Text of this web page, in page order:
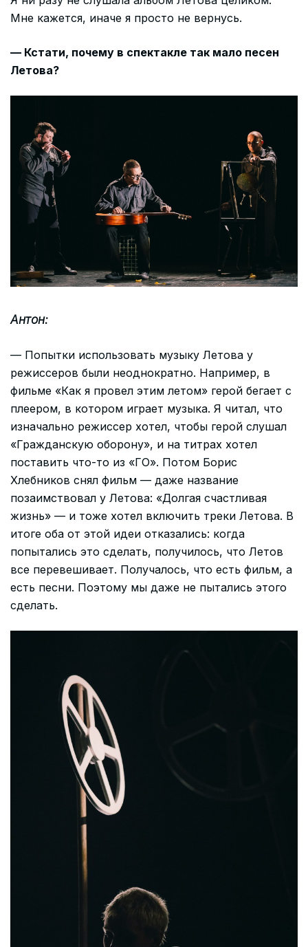
Мне кажется, иначе я просто не вернусь.
— Кстати, почему в спектакле так мало песен
Летова?
Антон:
— Попытки использовать музыку Летова у
режиссеров были неоднократно. Например, в
фильме «Как я провел этим летом» герой бегает с
плеером, в котором играет музыка. Я читал, что
изначально режиссер хотел, чтобы герой слушал
«Гражданскую оборону», и на титрах хотел
поставить что-то из «ГО». Потом Борис
Хлебников снял фильм — даже название
позаимствовал у Летова: «Долгая счастливая
жизнь» — и тоже хотел включить треки Летова. В
итоге оба от этой идеи отказались: когда
попытались это сделать, получилось, что Летов
все перевешивает. Получалось, что есть фильм, а
есть песни. Поэтому мы даже не пытались этого
сделать.